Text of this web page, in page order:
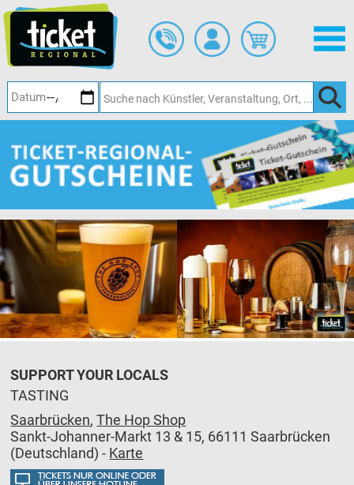
Hauptinhalt
springen
SUPPORT YOUR LOCALS
TASTING
Saarbrücken,The Hop Shop
Sankt-Johanner-Markt 13 & 15, 66111 Saarbrücken
(Deutschland) - Karte